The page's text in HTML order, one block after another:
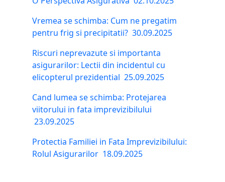
Vremea se schimba: Cum ne pregatim
pentru frig si precipitatii? 30.09.2025
Riscuri neprevazute si importanta
asigurarilor: Lectii din incidentul cu
elicopterul prezidential 25.09.2025
Cand lumea se schimba: Protejarea
viitorului in fata imprevizibilului
23.09.2025
Protectia Familiei in Fata Imprevizibilului:
Rolul Asigurarilor 18.09.2025